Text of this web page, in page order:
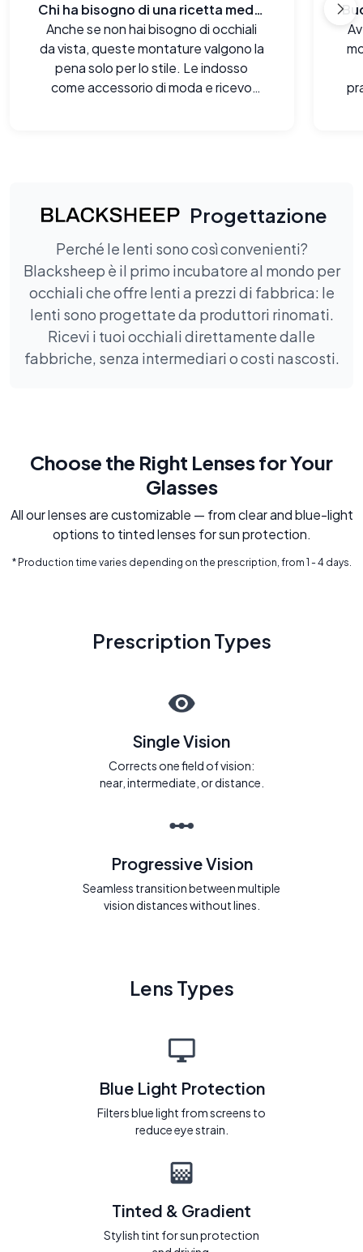
Chi ha bisogno di una ricetta medica quando si può avere un aspetto così impeccabile?
Anche se non hai bisogno di occhiali
da vista, queste montature valgono la
pena solo per lo stile. Le indosso
come accessorio di moda e ricevo
Progettazione
Perché le lenti sono così convenienti?
Blacksheep è il primo incubatore al mondo per
occhiali che offre lenti a prezzi di fabbrica: le
lenti sono progettate da produttori rinomati.
Ricevi i tuoi occhiali direttamente dalle
fabbriche, senza intermediari o costi nascosti.
Choose the Right Lenses for Your
Glasses
All our lenses are customizable — from clear and blue-light
options to tinted lenses for sun protection.
* Production time varies depending on the prescription, from 1 - 4 days.
Prescription Types
Single Vision
Corrects one field of vision:
near, intermediate, or distance.
Progressive Vision
Seamless transition between multiple
vision distances without lines.
Lens Types
Blue Light Protection
Filters blue light from screens to
reduce eye strain.
Tinted & Gradient
Stylish tint for sun protection